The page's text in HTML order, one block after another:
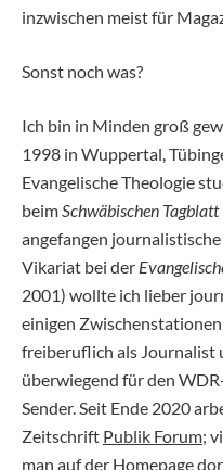
inzwischen meist für
Sonst noch was?
Ich bin in Minden groß
1998 in Wuppertal,
Evangelische Theologie
beim Schwäbischen Tagblatt
angefangen
Vikariat bei der
2001) wollte ich lieber
einigen
freiberuflich als Journalist
überwiegend für den
Sender. Seit Ende 2020
Zeitschrift Publik Forum;
man auf der Homepage